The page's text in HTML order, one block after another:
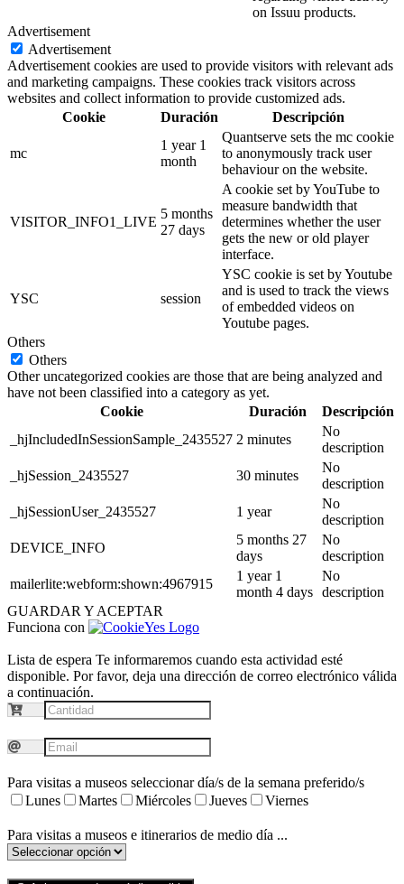
on Issuu products.
Advertisement
Advertisement
Advertisement cookies are used to provide visitors with relevant ads
and marketing campaigns. These cookies track visitors across
websites and collect information to provide customized ads.
Cookie
Duración Descripción
mc
1 year 1
month
Quantserve sets the mc cookie
to anonymously track user
behaviour on the website.
VISITOR_INFO1_LIVE
5 months
27 days
A cookie set by YouTube to
measure bandwidth that
determines whether the user
gets the new or old player
interface.
YSC session
YSC cookie is set by Youtube
and is used to track the views
of embedded videos on
Youtube pages.
Others
Others
Other uncategorized cookies are those that are being analyzed and
have not been classified into a category as yet.
Cookie
Duración
Descripción
_hjIncludedInSessionSample_2435527 2 minutes
No
description
_hjSession_2435527
30 minutes
No
description
_hjSessionUser_2435527
1 year
No
description
DEVICE_INFO
5 months 27
days
No
description
mailerlite:webform:shown:4967915
1 year 1
month 4 days
No
description
GUARDAR Y ACEPTAR
Funciona con
Lista de espera Te informaremos cuando esta actividad esté
disponible. Por favor, deja una dirección de correo electrónico válida
a continuación.
Para visitas a museos seleccionar día/s de la semana preferido/s
Lunes
Martes Miércoles Jueves Viernes
Para visitas a museos e itinerarios de medio día ...